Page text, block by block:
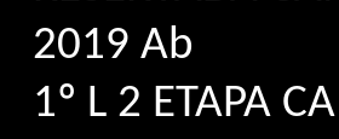
2019 Ab
1º L 2 ETAPA